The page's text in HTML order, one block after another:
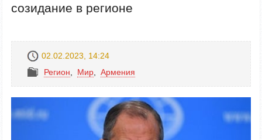
созидание в регионе
02.02.2023, 14:24
Регион
Mир Армения